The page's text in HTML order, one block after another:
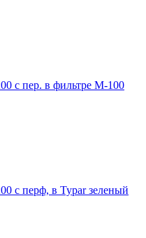
с пер. в фильтре М-100
с перф, в Typar зеленый